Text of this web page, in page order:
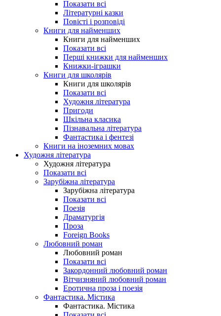
Показати всі
Літературні казки
Повісті і розповіді
Книги для найменших
Книги для найменших
Показати всі
Перші книжки для найменших
Книжки-іграшки
Книги для школярів
Книги для школярів
Показати всі
Художня література
Пригоди
Шкільна класика
Пізнавальна література
Фантастика і фентезі
Книги на іноземних мовах
Художня література
Художня література
Показати всі
Зарубіжна література
Зарубіжна література
Показати всі
Поезія
Драматургія
Проза
Foreign Books
Любовний роман
Любовний роман
Показати всі
Закордонний любовний роман
Вітчизняний любовний роман
Еротична проза і поезія
Фантастика. Містика
Фантастика. Містика